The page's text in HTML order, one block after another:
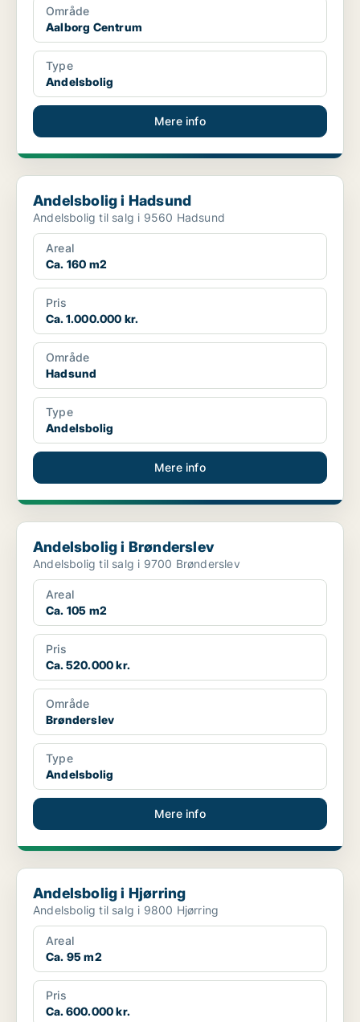
Område
Aalborg Centrum
Type
Andelsbolig
Mere info
Andelsbolig i Hadsund
Andelsbolig i Hadsund
Andelsbolig til salg i 9560 Hadsund
Areal
Ca. 160 m2
Pris
Ca. 1.000.000 kr.
Område
Hadsund
Type
Andelsbolig
Mere info
Andelsbolig i Brønderslev
Andelsbolig i Brønderslev
Andelsbolig til salg i 9700 Brønderslev
Areal
Ca. 105 m2
Pris
Ca. 520.000 kr.
Område
Brønderslev
Type
Andelsbolig
Mere info
Andelsbolig i Hjørring
Andelsbolig i Hjørring
Andelsbolig til salg i 9800 Hjørring
Areal
Ca. 95 m2
Pris
Ca. 600.000 kr.